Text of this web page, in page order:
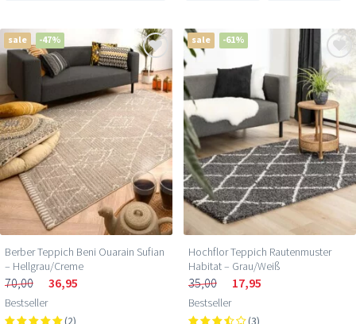
sale -47%
Berber Teppich Beni Ouarain Sufian
– Hellgrau/Creme
70,00 36,95
Bestseller
(2)
sale -61%
Hochflor Teppich Rautenmuster
Habitat – Grau/Weiß
35,00 17,95
Bestseller
(3)